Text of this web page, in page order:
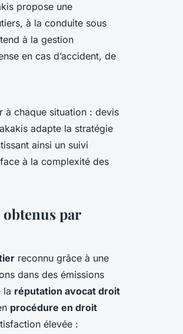
propose une
à la conduite sous
à la gestion
en cas d’accident, de
à chaque situation : devis
adapte la stratégie
ainsi un suivi
à la complexité des
par
reconnu grâce à une
dans des émissions
la réputation avocat droit
procédure en droit
élevée :